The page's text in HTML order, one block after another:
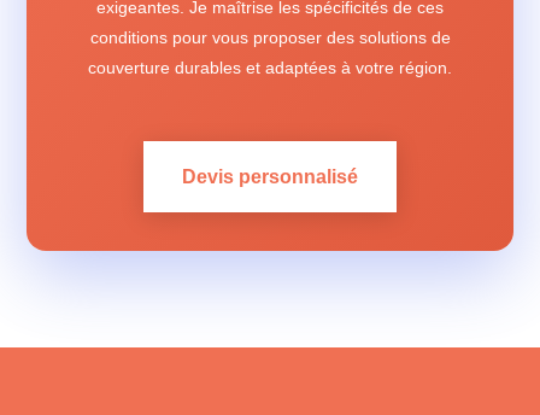
exigeantes. Je maîtrise les spécificités de ces
conditions pour vous proposer des solutions de
couverture durables et adaptées à votre région.
Devis personnalisé